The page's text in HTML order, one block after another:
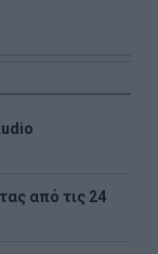
από τις 24